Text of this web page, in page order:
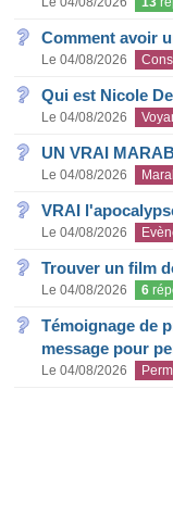
Comment avoir
Le 04/08/2026
Qui est Nicole
Le 04/08/2026
UN VRAI
Le 04/08/2026
VRAI
Le 04/08/2026
Trouver un film
Le 04/08/2026 6
Témoignage de
message pour
Le 04/08/2026